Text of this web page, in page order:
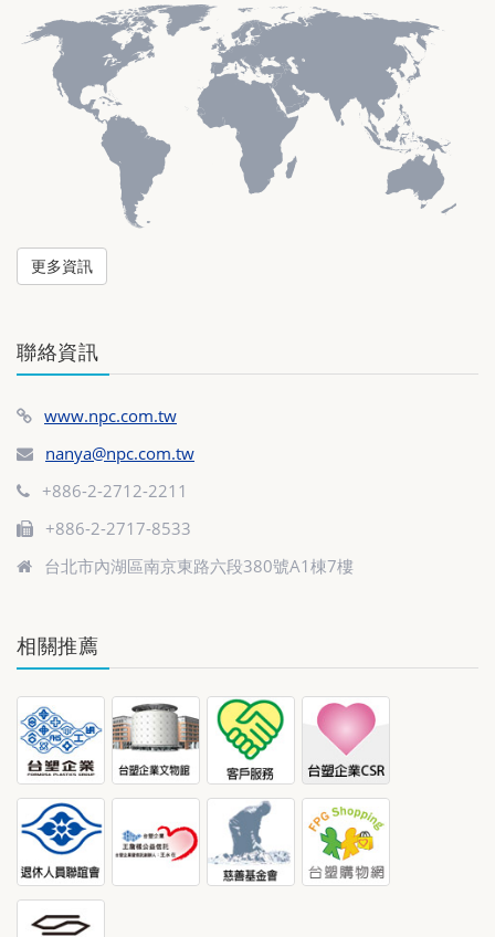
更多資訊
聯絡資訊
www.npc.com.tw
nanya@npc.com.tw
+886-2-2712-2211
+886-2-2717-8533
台北市內湖區南京東路六段380號A1棟7樓
相關推薦